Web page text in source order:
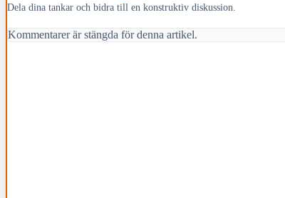
Dela dina tankar och bidra till en konstruktiv diskussion.
Kommentarer är stängda för denna artikel.